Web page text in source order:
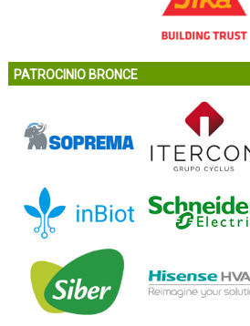
PATROCINIO BRONCE